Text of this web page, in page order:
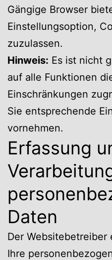
Gängige Browser
Einstellungsoption,
zuzulassen.
Hinweis: Es ist nicht
auf alle Funktionen
Einschränkungen
Sie entsprechende
vornehmen.
Erfassung
Daten
Der
Ihre